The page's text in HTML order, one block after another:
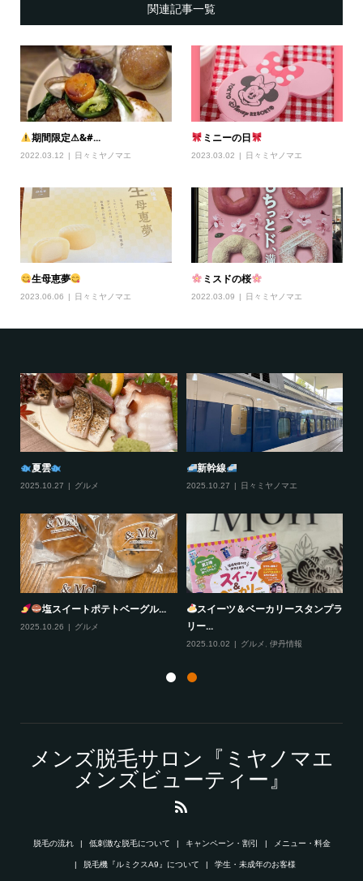
関連記事一覧
期間限定⚠&#...
2022.03.12 日々ミヤノマエ
ミニーの日
2023.03.02 日々ミヤノマエ
生母恵夢
2023.06.06 日々ミヤノマエ
ミスドの桜
2022.03.09 日々ミヤノマエ
夏雲
2025.10.27 グルメ
新幹線
2025.10.27 日々ミヤノマエ
塩スイートポテトベーグル...
2025.10.26 グルメ
スイーツ＆ベーカリースタンプラ
リー...
2025.10.02 グルメ 伊丹情報
メンズ脱毛サロン『ミヤノマエ
メンズビューティー』
脱毛の流れ 低刺激な脱毛について キャンペーン・割引 メニュー・料金
脱毛機『ルミクスA9』について 学生・未成年のお客様